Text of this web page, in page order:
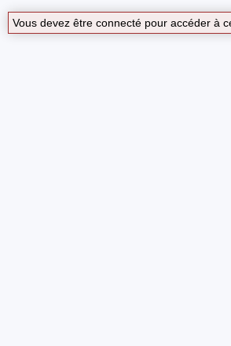
Vous devez être connecté pour accéder à